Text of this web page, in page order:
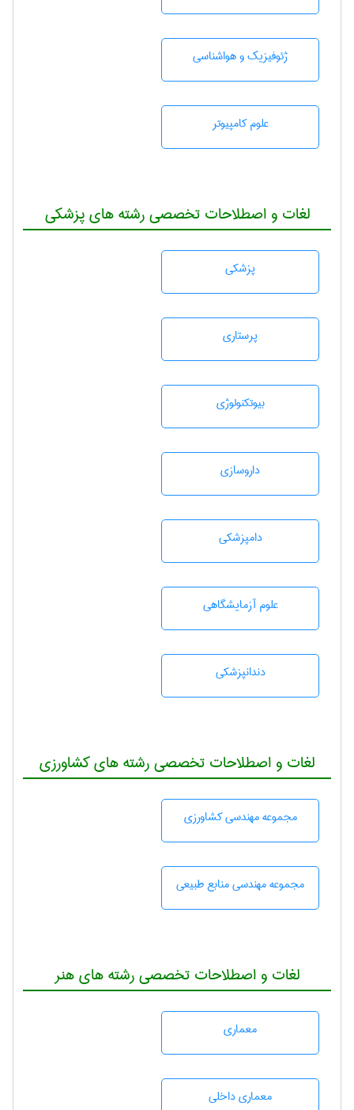
ژئوفيزيك و هواشناسی
علوم کامپیوتر
لغات و اصطلاحات تخصصی رشته های پزشکی
پزشكی
پرستاری
بيوتكنولوژی
داروسازی
دامپزشكی
علوم آزمايشگاهی
دندانپزشكی
لغات و اصطلاحات تخصصی رشته های کشاورزی
مجموعه مهندسی كشاورزی
مجموعه مهندسی منابع طبيعی
لغات و اصطلاحات تخصصی رشته های هنر
معماری
معماری داخلی